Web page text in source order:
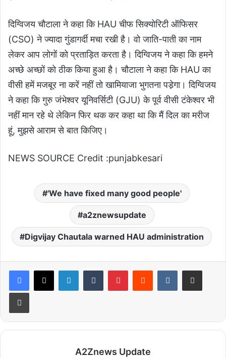
दिग्विजय चौटाला ने कहा कि HAU चीफ सिक्योरिटी ऑफिसर
(CSO) ने ज्यादा गुंडागर्दी मचा रखी है। वो जाति-पाती का नाम
लेकर आप लोगों को प्रताड़ित करता है। दिग्विजय ने कहा कि हमने
अच्छे अच्छों को ठीक किया हुआ है। चौटाला ने कहा कि HAU का
वीसी हमें मजबूर ना करें नहीं तो खामियाजा भुगतना पडे़गा। दिग्विजय
ने कहा कि गुरु जंभेश्वर यूनिवर्सिटी (GJU) के पूर्व वीसी टंकेश्वर भी
नहीं मान रहे थे लेकिन फिर थक कर कहा था कि मैं दिल का मरीज
हूं, मुझसे आराम से बात किजिए।
NEWS SOURCE Credit :punjabkesari
'We have fixed many good people'
a2znewsupdate
Digvijay Chautala warned HAU administration
A2Znews Update